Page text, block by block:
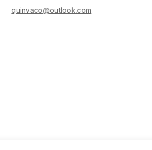
quinvaco@outlook.com